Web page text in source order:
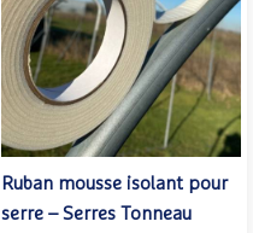
Ruban mousse isolant pour
serre – Serres Tonneau